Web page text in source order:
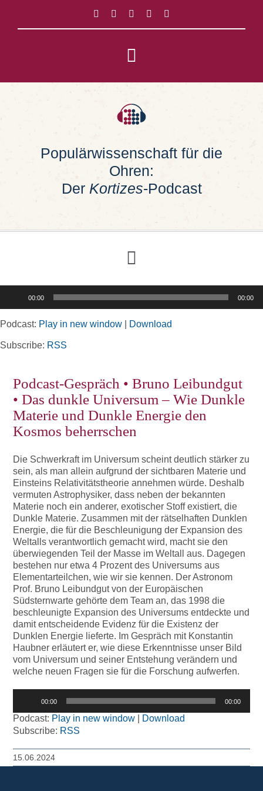
springen
Toggle
Navigation
Impressum
Populärwissenschaft für die
Ohren:
Der Kortizes-Podcast
Toggle
Navigation
Rubriken
Kortizes Website
00:00 00:00
Podcast: Play in new window Download
Subscribe: RSS
Podcast-Gespräch • Bruno Leibundgut
• Das dunkle Universum – Wie Dunkle
Materie und Dunkle Energie den
Kosmos beherrschen
Die Schwerkraft im Universum scheint deutlich stärker zu
sein, als man allein aufgrund der sichtbaren Materie und
Einsteins Relativitätstheorie annehmen würde. Deshalb
vermuten Astrophysiker, dass neben der bekannten
Materie noch ein anderer, exotischer Stoff existiert, die
Dunkle Materie. Zusammen mit der rätselhaften Dunklen
Energie, die für die Beschleunigung der Expansion des
Weltalls verantwortlich gemacht wird, macht sie den
überwiegenden Teil der Masse im Weltall aus. Dagegen
bestehen nur etwa 4 Prozent des Universums aus
Elementarteilchen, wie wir sie kennen. Der Astronom
Prof. Bruno Leibundgut von der Europäischen
Südsternwarte gehörte dem Team an, das 1998 die
beschleunigte Expansion des Universums entdeckte und
damit entscheidende Evidenz für die Existenz der
Dunklen Energie lieferte. Im Gespräch mit Konstantin
Haubner erläutert er, wie diese Erkenntnisse unser Bild
vom Universum und seiner Entstehung verändern und
welche neuen Fragen sie für die Forschung aufwerfen.
00:00 00:00
Podcast: Play in new window
Download
Subscribe: RSS
15.06.2024